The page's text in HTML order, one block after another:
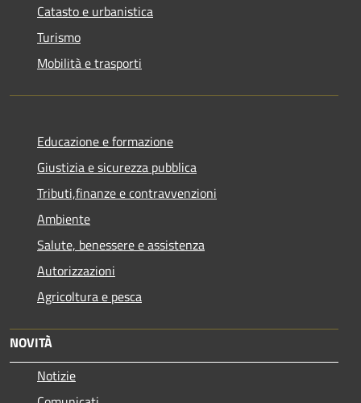
Catasto e urbanistica
Turismo
Mobilità e trasporti
Educazione e formazione
Giustizia e sicurezza pubblica
Tributi,finanze e contravvenzioni
Ambiente
Salute, benessere e assistenza
Autorizzazioni
Agricoltura e pesca
NOVITÀ
Notizie